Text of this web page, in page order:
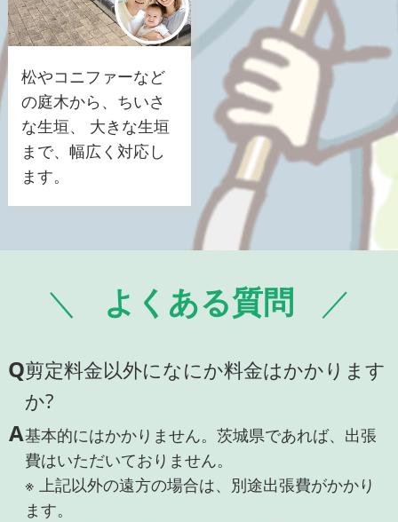
松やコニファーなど
の庭木から、ちいさ
な生垣、 大きな生垣
まで、幅広く対応し
ます。
よくある質問
Q剪定料金以外になにか料金はかかります
か?
A基本的にはかかりません。茨城県であれば、出張
費はいただいておりません。
※ 上記以外の遠方の場合は、別途出張費がかかり
ます。